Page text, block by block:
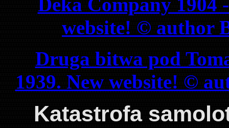
website! © author
Druga bitwa pod
1939. New website! ©
Katastrofa